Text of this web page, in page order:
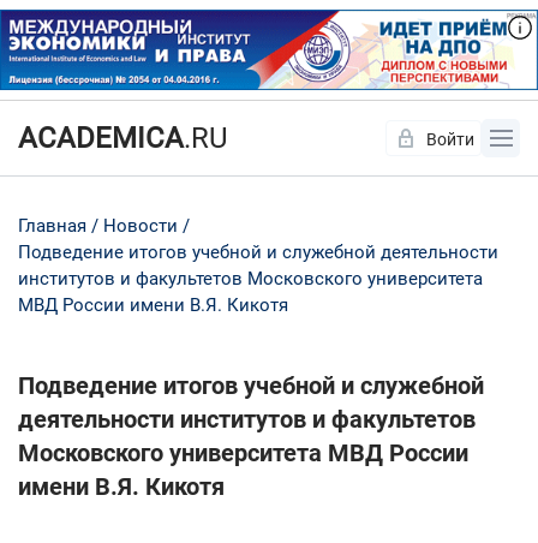
ACADEMICA.RU Войти
Главная
Новости
Подведение итогов учебной и служебной деятельности
институтов и факультетов Московского университета
МВД России имени В.Я. Кикотя
Подведение итогов учебной и служебной
деятельности институтов и факультетов
Московского университета МВД России
имени В.Я. Кикотя
Да Нет